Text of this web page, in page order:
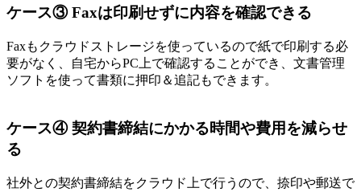
ケース③ Faxは印刷せずに内容を確認できる
Faxもクラウドストレージを使っているので紙で印刷する必
要がなく、
自宅からPC上で確認することができ、 文書管理
ソフトを使って書類に押印＆追記もできます。
ケース④ 契約書締結にかかる時間や費用を減らせ
る
社外との契約書締結をクラウド上で行う ので、捺印や郵送で